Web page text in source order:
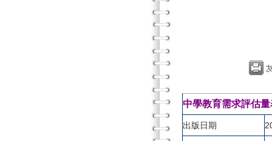
中學教育需求評估量
出版日期